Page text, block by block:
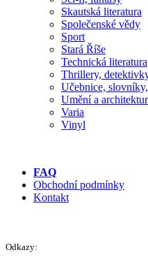
Skautská literatura
Společenské vědy
Sport
Stará Říše
Technická literatura
Thrillery,
Učebnice,
Umění a
Varia
Vinyl
FAQ
Obchodní podmínky
Kontakt
Odkazy: